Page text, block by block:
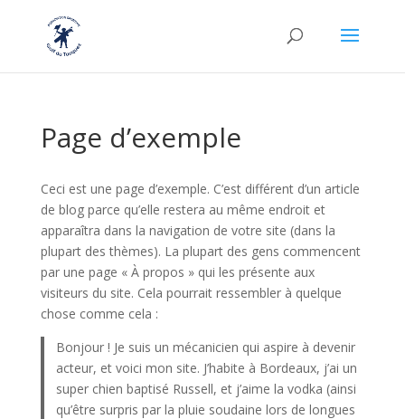
Page d’exemple
Ceci est une page d’exemple. C’est différent d’un article
de blog parce qu’elle restera au même endroit et
apparaîtra dans la navigation de votre site (dans la
plupart des thèmes). La plupart des gens commencent
par une page « À propos » qui les présente aux
visiteurs du site. Cela pourrait ressembler à quelque
chose comme cela :
Bonjour ! Je suis un mécanicien qui aspire à devenir
acteur, et voici mon site. J’habite à Bordeaux, j’ai un
super chien baptisé Russell, et j’aime la vodka (ainsi
qu’être surpris par la pluie soudaine lors de longues